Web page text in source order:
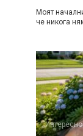
Моят
че никога